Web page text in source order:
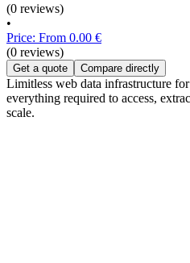
(0 reviews)
•
Price: From 0.00 €
(0 reviews)
Get a quote Compare directly
Limitless web data infrastructure
everything required to access,
scale.